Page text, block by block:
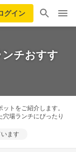
グイン
ンチおすす
トをご紹介します。
場ランチにぴったり
ます